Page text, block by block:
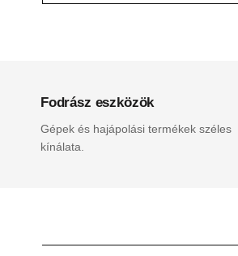
Fodrász eszközök
Gépek és hajápolási termékek széles
kínálata.